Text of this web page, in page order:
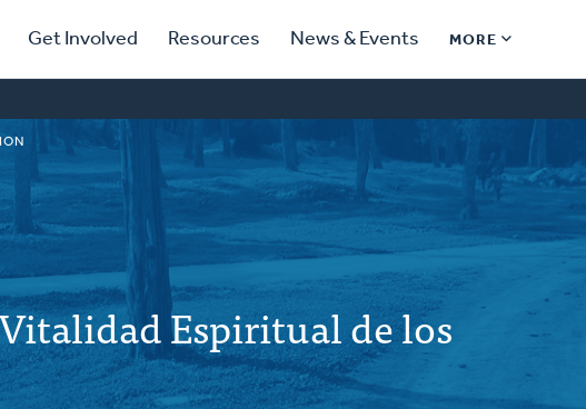
Get Involved Resources News & Events MORE
Find a
Find a
Contact
한국어
Social
Espiritual de los